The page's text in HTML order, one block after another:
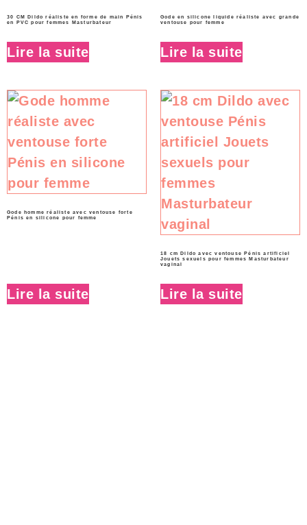
30 CM Dildo réaliste en forme de main Pénis
en PVC pour femmes Masturbateur
Lire la suite
Gode en silicone liquide réaliste avec grande
ventouse pour femme
Lire la suite
Gode homme réaliste avec ventouse forte
Pénis en silicone pour femme
Lire la suite
18 cm Dildo avec ventouse Pénis artificiel
Jouets sexuels pour femmes Masturbateur
vaginal
Lire la suite